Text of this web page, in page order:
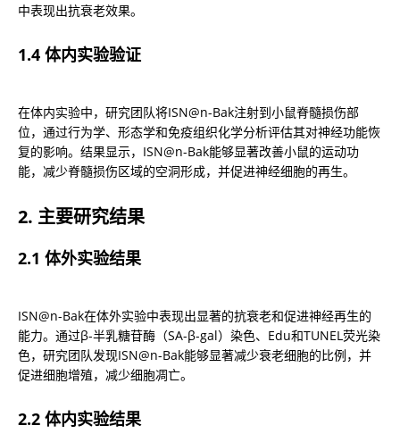
中表现出抗衰老效果。
1.4 体内实验验证
在体内实验中，研究团队将ISN@n-Bak注射到小鼠脊髓损伤部
位，通过行为学、形态学和免疫组织化学分析评估其对神经功能恢
复的影响。结果显示，ISN@n-Bak能够显著改善小鼠的运动功
能，减少脊髓损伤区域的空洞形成，并促进神经细胞的再生。
2. 主要研究结果
2.1 体外实验结果
ISN@n-Bak在体外实验中表现出显著的抗衰老和促进神经再生的
能力。通过β-半乳糖苷酶（SA-β-gal）染色、Edu和TUNEL荧光染
色，研究团队发现ISN@n-Bak能够显著减少衰老细胞的比例，并
促进细胞增殖，减少细胞凋亡。
2.2 体内实验结果